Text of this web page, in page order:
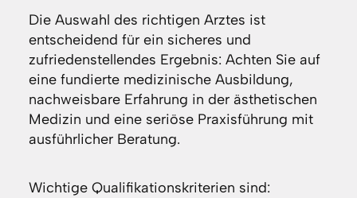
Die Auswahl des richtigen Arztes ist
entscheidend für ein sicheres und
zufriedenstellendes Ergebnis: Achten Sie auf
eine fundierte medizinische Ausbildung,
nachweisbare Erfahrung in der ästhetischen
Medizin und eine seriöse Praxisführung mit
ausführlicher Beratung.
Wichtige Qualifikationskriterien sind: